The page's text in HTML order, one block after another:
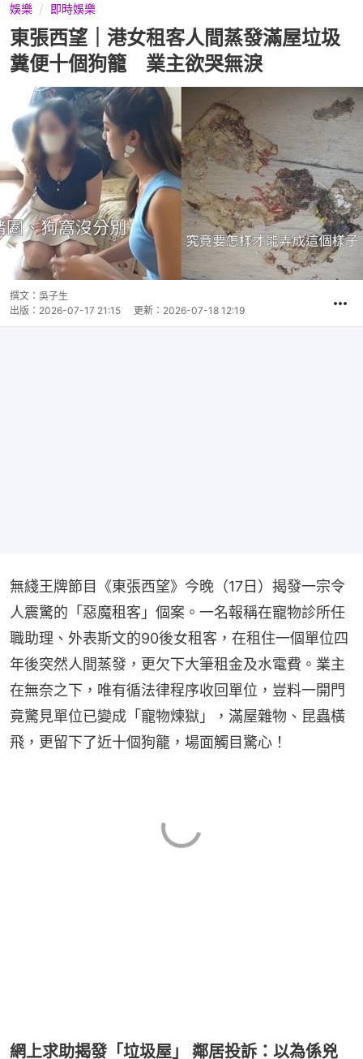
娛樂 即時娛樂
東張西望｜港女租客人間蒸發滿屋垃圾
糞便十個狗籠 業主欲哭無淚
撰文： 吳子生
出版： 2026-07-17 21:15 更新： 2026-07-18 12:19
無綫王牌節目《東張西望》今晚（17日）揭發一宗令
人震驚的「惡魔租客」個案。一名報稱在寵物診所任
職助理、外表斯文的90後女租客，在租住一個單位四
年後突然人間蒸發，更欠下大筆租金及水電費。業主
在無奈之下，唯有循法律程序收回單位，豈料一開門
竟驚見單位已變成「寵物煉獄」，滿屋雜物、昆蟲橫
飛，更留下了近十個狗籠，場面觸目驚心！
網上求助揭發「垃圾屋」 鄰居投訴：以為係兇